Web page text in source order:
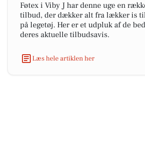
Føtex i Viby J har denne uge en
tilbud, der dækker alt fra lækker is
på legetøj. Her er et udpluk af de
deres aktuelle tilbudsavis.
Læs hele artiklen her